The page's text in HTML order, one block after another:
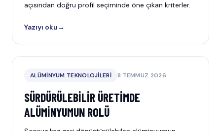
açısından doğru profil seçiminde öne çıkan kriterler.
Yazıyı oku→
ALÜMINYUM TEKNOLOJILERI 8 TEMMUZ 2026
SÜRDÜRÜLEBILIR ÜRETIMDE
ALÜMINYUMUN ROLÜ